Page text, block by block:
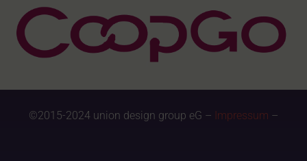
©2015-2024 union design group eG – Impressum –